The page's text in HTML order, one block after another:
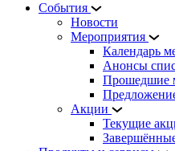
События
Новости
Мероприятия
Календарь
Анонсы
Прошедшие
Акции
Текущие